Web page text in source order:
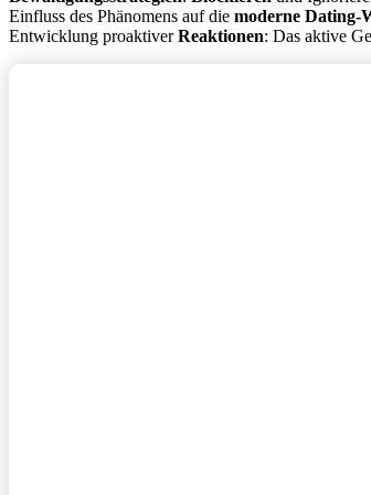
Einfluss des Phänomens auf die moderne Dating-
Entwicklung proaktiverReaktionen: Das aktive